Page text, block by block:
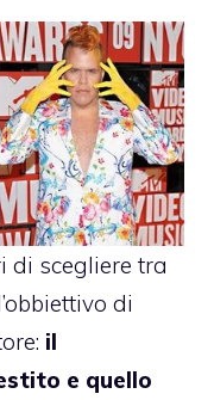
scegliere tra
di
il
e quello